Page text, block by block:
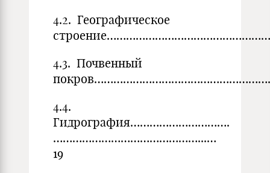
4.2. Географическое
4.3. Почвенный
4.4.
Гидрография………………………….
………………………………………...…
19